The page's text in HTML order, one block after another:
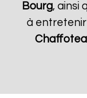
Bourg, ainsi
à